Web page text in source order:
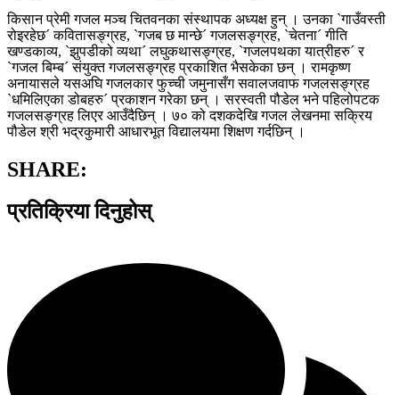
किसान प्रेमी गजल मञ्च चितवनका संस्थापक अध्यक्ष हुन् । उनका `गाउँवस्ती
रोइरहेछ´ कवितासङ्ग्रह, `गजब छ मान्छे´ गजलसङ्ग्रह, `चेतना´ गीति
खण्डकाव्य, `झुपडीको व्यथा´ लघुकथासङ्ग्रह, `गजलपथका यात्रीहरु´ र
`गजल बिम्ब´ संयुक्त गजलसङ्ग्रह प्रकाशित भैसकेका छन् । रामकृष्ण
अनायासले यसअघि गजलकार फुच्ची जमुनासँग सवालजवाफ गजलसङ्ग्रह
`धमिलिएका डोबहरु´ प्रकाशन गरेका छन् । सरस्वती पौडेल भने पहिलोपटक
गजलसङ्ग्रह लिएर आउँदैछिन् । ७० को दशकदेखि गजल लेखनमा सक्रिय
पौडेल श्री भद्रकुमारी आधारभूत विद्यालयमा शिक्षण गर्दछिन् ।
SHARE:
प्रतिक्रिया दिनुहोस्